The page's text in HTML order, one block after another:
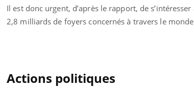
Il est donc urgent, d’après le rapport, de
2,8 milliards de foyers concernés à travers le
Actions politiques